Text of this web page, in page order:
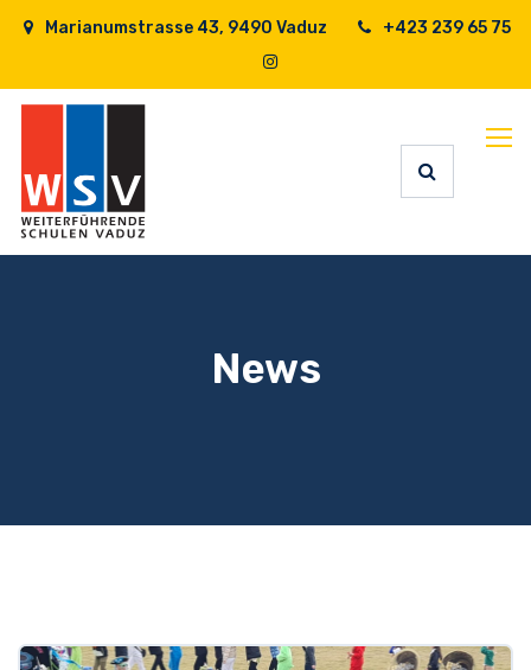
Marianumstrasse 43, 9490 Vaduz +423 239 65 75
News